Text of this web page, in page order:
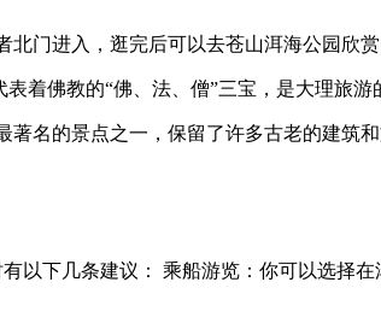
门进入，逛完后可以去苍山洱海公园欣赏
着佛教的“佛、法、僧”三宝，是大理旅游
名的景点之一，保留了许多古老的建筑
以下几条建议： 乘船游览：你可以选择